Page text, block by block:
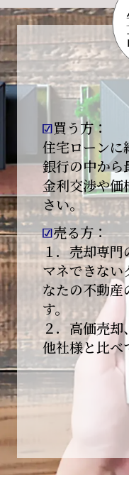
変化の激しい時代
挑戦を続け、社会
けることをお約束
今後とも変わらぬ
う、何卒よろしく
2026-01-09
【新年あけまして
本日より始業いた
昨年は多くのご縁
感謝申し上げます。
本年も地域に根ざ
参ります。
引き続きどうぞよ
2025-12-20
【年末年始休業の
平素は格別のご愛
下記期間を年末年
2025年12月25日(
買う方：
住宅ローンに
銀行の中から
金利交渉や価
さい。
売る方：
１．売却専門
マネできない
なたの不動産
す。
２．高価売却
他社様と比べ